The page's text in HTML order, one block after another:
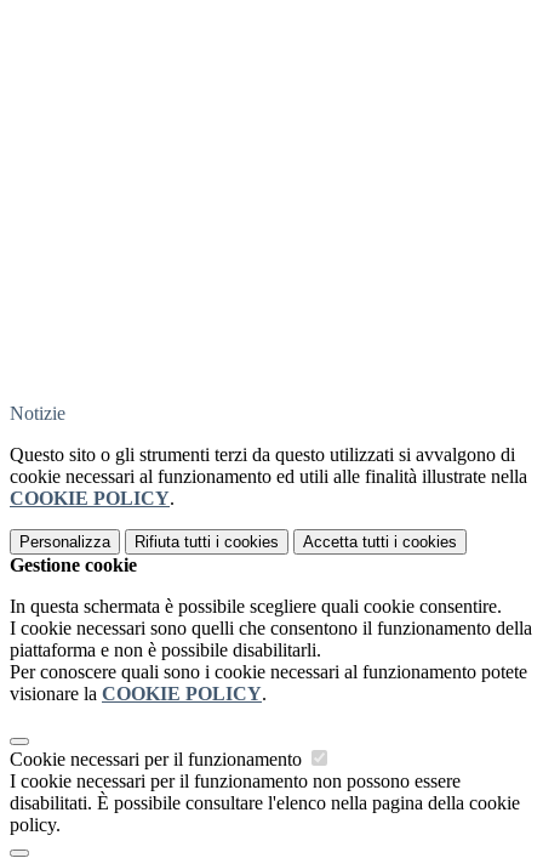
Notizie
Questo sito o gli strumenti terzi da questo utilizzati si avvalgono di
cookie necessari al funzionamento ed utili alle finalità illustrate nella
COOKIE POLICY.
Personalizza Rifiuta tutti i cookies Accetta tutti i cookies
Gestione cookie
In questa schermata è possibile scegliere quali cookie consentire.
I cookie necessari sono quelli che consentono il funzionamento della
piattaforma e non è possibile disabilitarli.
Per conoscere quali sono i cookie necessari al funzionamento potete
visionare la COOKIE POLICY.
Cookie necessari per il funzionamento
I cookie necessari per il funzionamento non possono essere
disabilitati. È possibile consultare l'elenco nella pagina della cookie
policy.